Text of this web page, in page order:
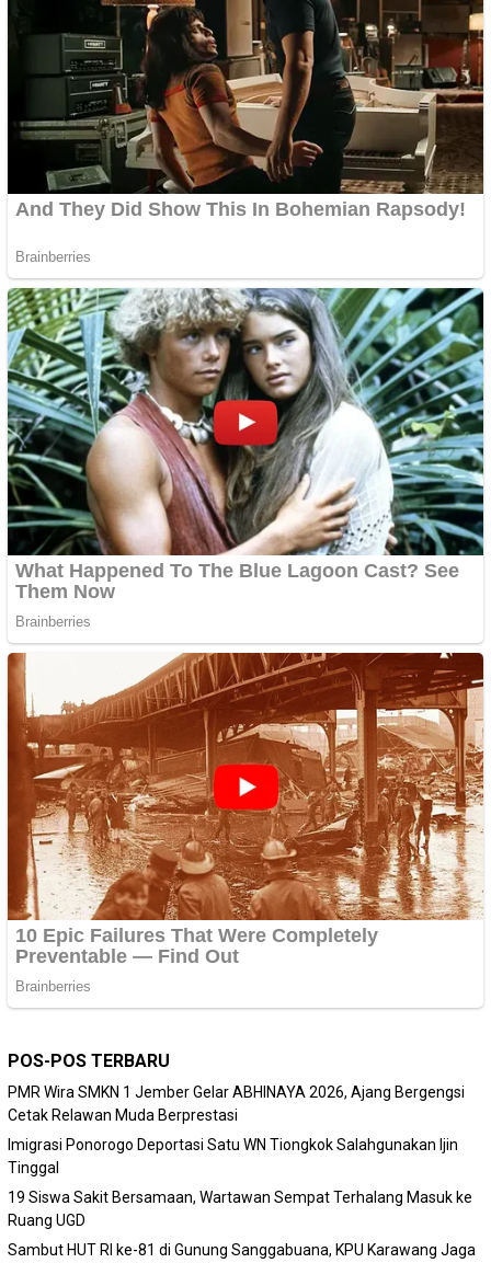
POS-POS TERBARU
PMR Wira SMKN 1 Jember Gelar ABHINAYA 2026, Ajang Bergengsi
Cetak Relawan Muda Berprestasi
Imigrasi Ponorogo Deportasi Satu WN Tiongkok Salahgunakan Ijin
Tinggal
19 Siswa Sakit Bersamaan, Wartawan Sempat Terhalang Masuk ke
Ruang UGD
Sambut HUT RI ke-81 di Gunung Sanggabuana, KPU Karawang Jaga